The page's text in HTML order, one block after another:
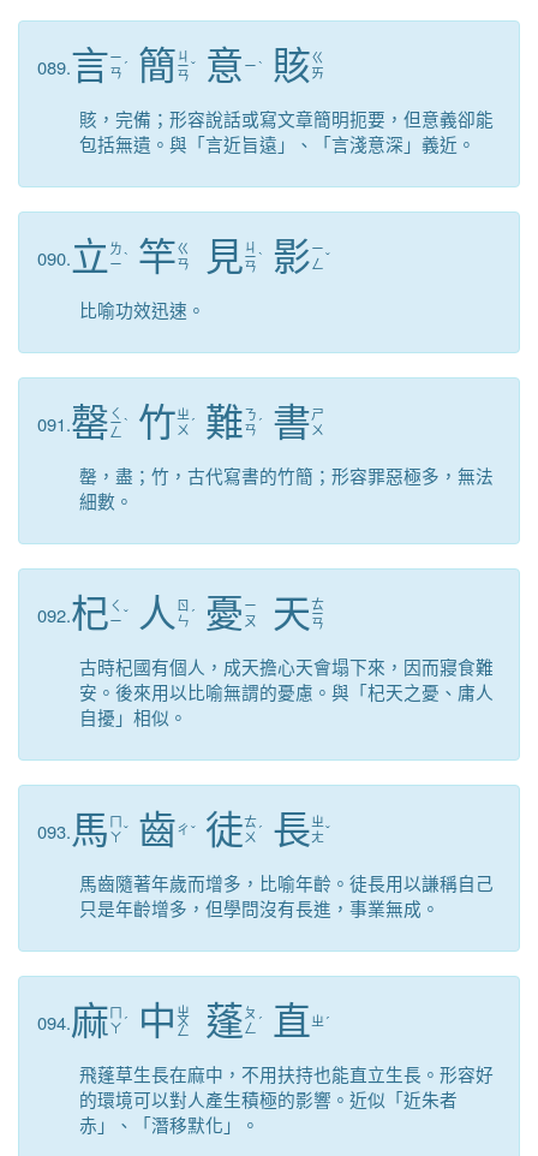
089.言ㄧ
ㄢ ˊ 簡 ㄐ
ㄧ
ㄢ
ˇ 意 ㄧˋ 賅ㄍ
ㄞ
賅，完備；形容說話或寫文章簡明扼要，但意義卻能
包括無遺。與「言近旨遠」、「言淺意深」義近。
090.立 ㄌ
ㄧˋ 竿ㄍ
ㄢ
見 ㄐ
ㄧ
ㄢ
ˋ 影ㄧ
ㄥ ˇ
比喻功效迅速。
091.罄 ㄑ
ㄧ
ㄥ
ˋ 竹ㄓ
ㄨ ˊ 難ㄋ
ㄢ ˊ 書ㄕ
ㄨ
罄，盡；竹，古代寫書的竹簡；形容罪惡極多，無法
細數。
092.杞 ㄑ
ㄧˇ 人 ㄖ
ㄣ ˊ 憂 ㄧ
ㄡ
天ㄊ
ㄧ
ㄢ
古時杞國有個人，成天擔心天會塌下來，因而寢食難
安。後來用以比喻無謂的憂慮。與「杞天之憂、庸人
自擾」相似。
093.馬 ㄇ
ㄚˇ 齒ㄔ ˇ 徒ㄊ
ㄨ ˊ 長ㄓ
ㄤˇ
馬齒隨著年歲而增多，比喻年齡。徒長用以謙稱自己
只是年齡增多，但學問沒有長進，事業無成。
094.麻 ㄇ
ㄚ ˊ 中 ㄓ
ㄨ
ㄥ 蓬 ㄆ
ㄥ ˊ 直 ㄓ ˊ
飛蓬草生長在麻中，不用扶持也能直立生長。形容好
的環境可以對人產生積極的影響。近似「近朱者
赤」、「潛移默化」。